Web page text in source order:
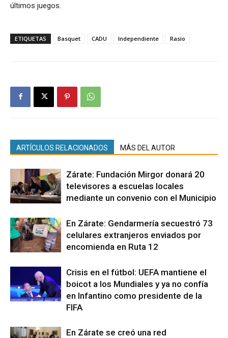
últimos juegos.
ETIQUETAS Basquet CADU Independiente Rasio
ARTÍCULOS RELACIONADOS MÁS DEL AUTOR
Zárate: Fundación Mirgor donará 20
televisores a escuelas locales
mediante un convenio con el Municipio
En Zárate: Gendarmería secuestró 73
celulares extranjeros enviados por
encomienda en Ruta 12
Crisis en el fútbol: UEFA mantiene el
boicot a los Mundiales y ya no confía
en Infantino como presidente de la
FIFA
En Zárate se creó una red